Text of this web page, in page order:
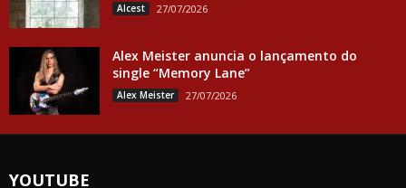
Alcest 27/07/2026
Alex Meister anuncia o lançamento do
single “Memory Lane”
Alex Meister 27/07/2026
YOUTUBE